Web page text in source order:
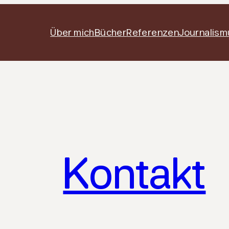
Über michBücherReferenzen
Kontakt